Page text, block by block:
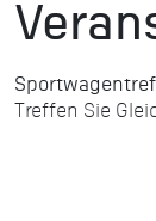
Treffen Sie